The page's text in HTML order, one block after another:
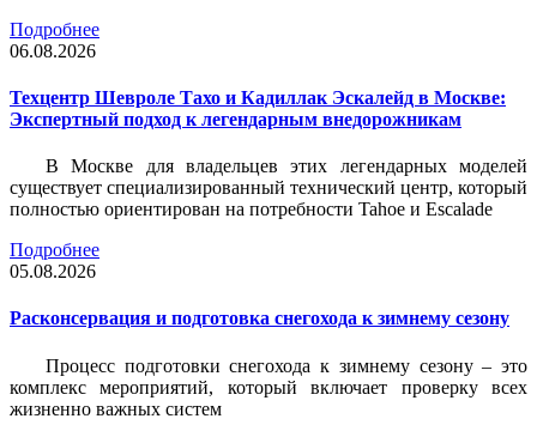
Подробнее
06.08.2026
Техцентр Шевроле Тахо и Кадиллак Эскалейд в Москве:
Экспертный подход к легендарным внедорожникам
В Москве для владельцев этих легендарных моделей
существует специализированный технический центр, который
полностью ориентирован на потребности Tahoe и Escalade
Подробнее
05.08.2026
Расконсервация и подготовка снегохода к зимнему сезону
Процесс подготовки снегохода к зимнему сезону – это
комплекс мероприятий, который включает проверку всех
жизненно важных систем